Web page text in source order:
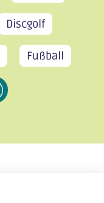
Discgolf
Fußball